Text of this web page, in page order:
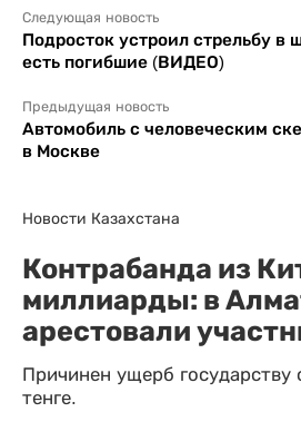
Следующая новость
Подросток устроил стрельбу в
есть погибшие (ВИДЕО)
Предыдущая новость
Автомобиль с человеческим
в Москве
Новости Казахстана
Контрабанда из
миллиарды: в
арестовали
Причинен ущерб
тенге.